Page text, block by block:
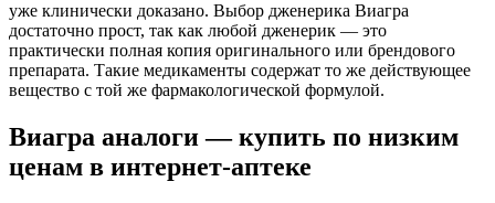
уже клинически доказано. Выбор дженерика Виагра
достаточно прост, так как любой дженерик — это
практически полная копия оригинального или брендового
препарата. Такие медикаменты содержат то же действующее
вещество с той же фармакологической формулой.
Виагра аналоги — купить по низким
ценам в интернет-аптеке